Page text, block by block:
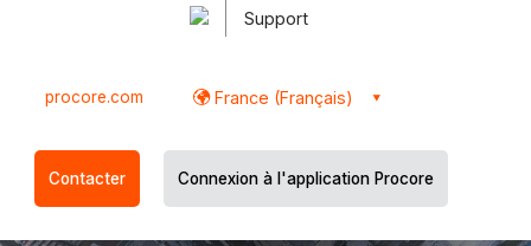
Support
procore.com France (Français)
Contacter Connexion à l'application Procore